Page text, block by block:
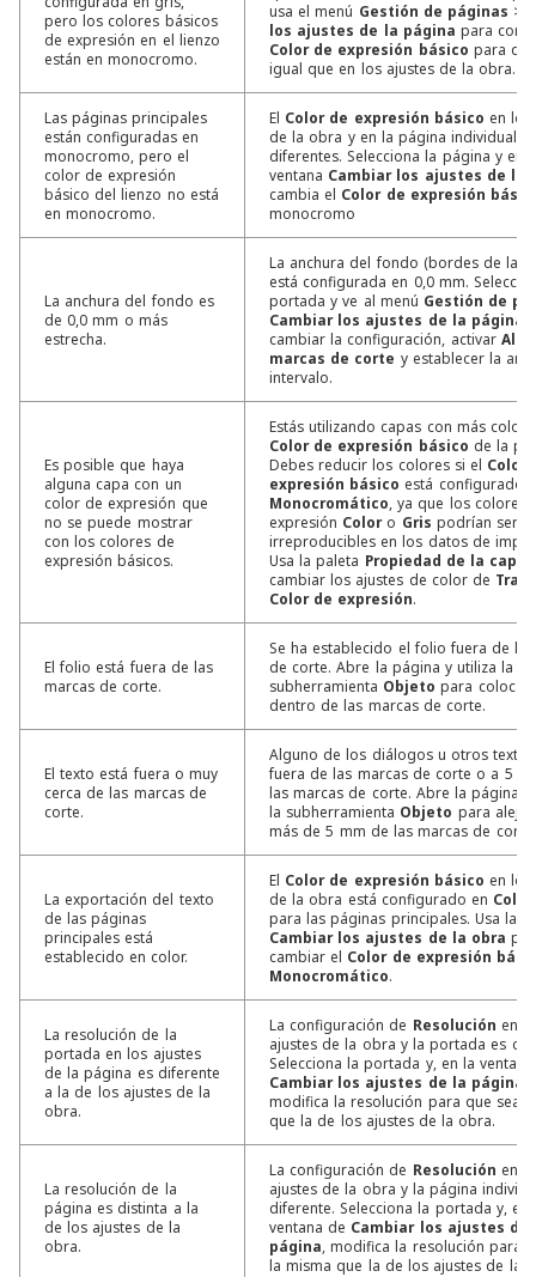
pero los colores básicos
de expresión en el lienzo
están en monocromo.
usa el menú Gestión de páginas >
los ajustes de la página para
Color de expresión básico para
igual que en los ajustes de la obra.
Las páginas principales
están configuradas en
monocromo, pero el
color de expresión
básico del lienzo no está
en monocromo.
El Color de expresión básico en los
de la obra y en la página individual
diferentes. Selecciona la página y en
ventana Cambiar los ajustes de la
cambia el Color de expresión
monocromo
La anchura del fondo es
de 0,0 mm o más
estrecha.
La anchura del fondo (bordes de las
está configurada en 0,0 mm.
portada y ve al menú Gestión de
Cambiar los ajustes de la página
cambiar la configuración, activar
marcas de corte y establecer la
intervalo.
Es posible que haya
alguna capa con un
color de expresión que
no se puede mostrar
con los colores de
expresión básicos.
Estás utilizando capas con más
Color de expresión básico de la
Debes reducir los colores si el Color
expresión básico está configurado
Monocromático , ya que los colores
expresión Color o Gris podrían ser
irreproducibles en los datos de
Usa la paleta Propiedad de la capa
cambiar los ajustes de color de
Color de expresión.
El folio está fuera de las
marcas de corte.
Se ha establecido el folio fuera de
de corte. Abre la página y utiliza la
subherramienta Objeto para colocar
dentro de las marcas de corte.
El texto está fuera o muy
cerca de las marcas de
corte.
Alguno de los diálogos u otros
fuera de las marcas de corte o a 5
las marcas de corte. Abre la página y
la subherramienta Objeto para
más de 5 mm de las marcas de corte.
La exportación del texto
de las páginas
principales está
establecido en color.
El Color de expresión básico en los
de la obra está configurado en Color
para las páginas principales. Usa la
Cambiar los ajustes de la obra
cambiar el Color de expresión
Monocromático.
La resolución de la
portada en los ajustes
de la página es diferente
a la de los ajustes de la
obra.
La configuración de Resolución en
ajustes de la obra y la portada es
Selecciona la portada y, en la
Cambiar los ajustes de la página
modifica la resolución para que sea
que la de los ajustes de la obra.
La resolución de la
página es distinta a la
de los ajustes de la
obra.
La configuración de Resolución en
ajustes de la obra y la página
diferente. Selecciona la portada y, en
ventana de Cambiar los ajustes de
página , modifica la resolución para
la misma que la de los ajustes de la